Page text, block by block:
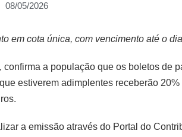
08/05/2026
em cota única, com vencimento até o
a população que os boletos de
estiverem adimplentes receberão
a emissão através do Portal do